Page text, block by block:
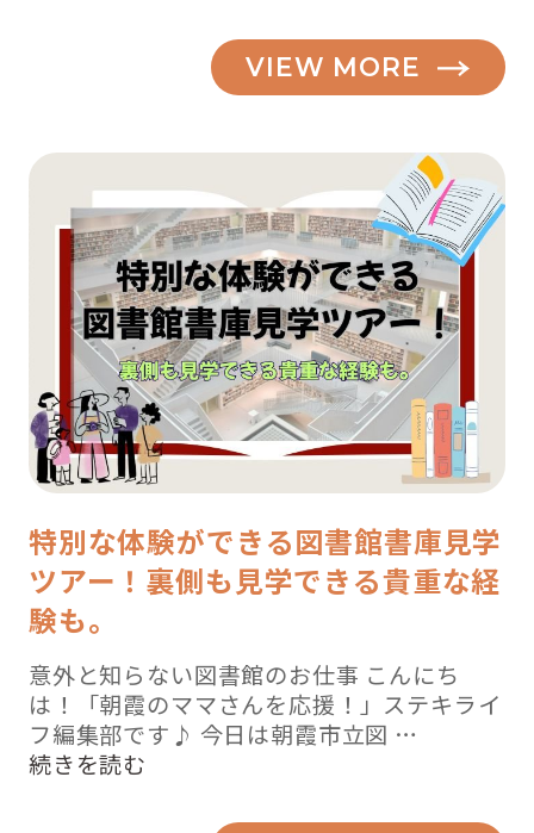
VIEW MORE
特別な体験ができる図書館書庫見学
ツアー！裏側も見学できる貴重な経
験も。
意外と知らない図書館のお仕事 こんにち
は！「朝霞のママさんを応援！」ステキライ
フ編集部です♪ 今日は朝霞市立図 …
“知
続きを読む